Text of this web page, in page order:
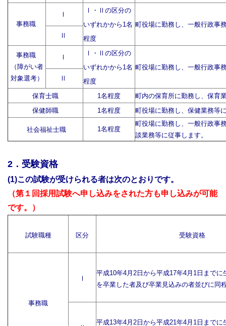
事務職
Ⅰ
Ⅰ・Ⅱの区分の
いずれかから1名
程度
町役場に勤務し、一般行政事
Ⅱ
事務職
（障がい者
対象選考）
Ⅰ
Ⅰ・Ⅱの区分の
いずれかから1名
程度
町役場に勤務し、一般行政事
Ⅱ
保育士職 1名程度
町内の保育所に勤務し、保育
保健師職
1名程度 町役場に勤務し、保健業務等
社会福祉士職 1名程度
町役場に勤務し、一般行政事
談業務等に従事します。
2．受験資格
(1)この試験が受けられる者は次のとおりです。
（第１回採用試験へ申し込みをされた方も申し込みが可能
です。）
試験職種 区分 受験資格
事務職
Ⅰ
平成10年4月2日から平成17年4月1日までに
を卒業した者及び卒業見込みの者並びに同
平成13年4月2日から平成21年4月1日までに